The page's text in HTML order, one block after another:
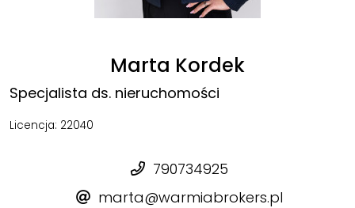
Marta Kordek
Specjalista ds. nieruchomości
Licencja: 22040
790734925
marta@warmiabrokers.pl